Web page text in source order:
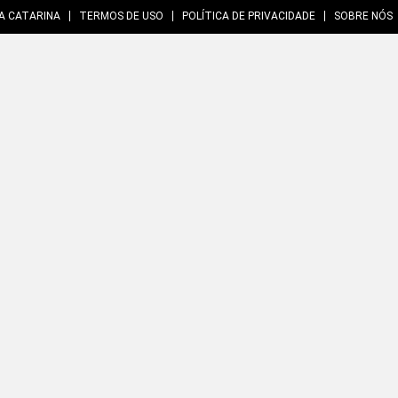
CATARINA TERMOS DE USO POLÍTICA DE PRIVACIDADE SOBRE NÓS